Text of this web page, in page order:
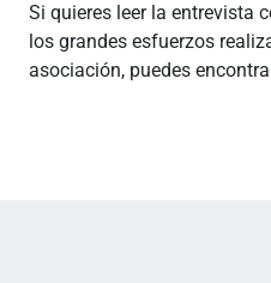
Si quieres leer la entrevista
los grandes esfuerzos
asociación, puedes